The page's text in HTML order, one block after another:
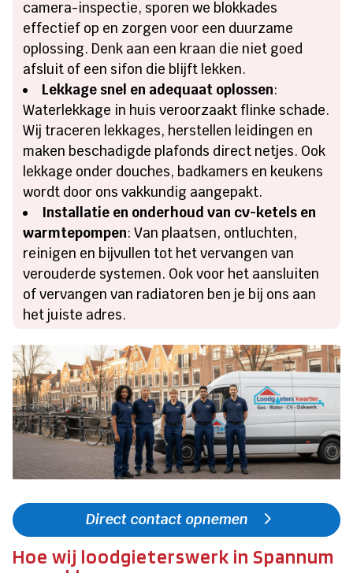
camera-inspectie, sporen we blokkades
effectief op en zorgen voor een duurzame
oplossing. Denk aan een kraan die niet goed
afsluit of een sifon die blijft lekken.
Lekkage snel en adequaat oplossen:
Waterlekkage in huis veroorzaakt flinke schade.
Wij traceren lekkages, herstellen leidingen en
maken beschadigde plafonds direct netjes. Ook
lekkage onder douches, badkamers en keukens
wordt door ons vakkundig aangepakt.
Installatie en onderhoud van cv-ketels en
warmtepompen: Van plaatsen, ontluchten,
reinigen en bijvullen tot het vervangen van
verouderde systemen. Ook voor het aansluiten
of vervangen van radiatoren ben je bij ons aan
het juiste adres.
Direct contact opnemen
Hoe wij loodgieterswerk in Spannum